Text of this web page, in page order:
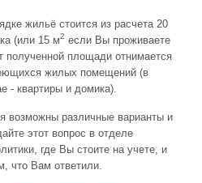
жильё стоится из расчета 20
(или 15 м2 если Вы проживаете
полученной площади отнимается
жилых помещений (в
- квартиры и домика).
возможны различные варианты и
этот вопрос в отделе
где Вы стоите на учете, и
что Вам ответили.